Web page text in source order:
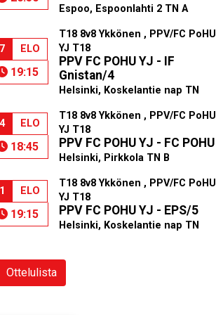
Espoo, Espoonlahti 2 TN A
ELO
19:15
T18 8v8 Ykkönen , PPV/FC PoHU
YJ T18
PPV FC POHU YJ - IF
Gnistan/4
Helsinki, Koskelantie nap TN
ELO
18:45
T18 8v8 Ykkönen , PPV/FC PoHU
YJ T18
PPV FC POHU YJ - FC POHU
Helsinki, Pirkkola TN B
ELO
19:15
T18 8v8 Ykkönen , PPV/FC PoHU
YJ T18
PPV FC POHU YJ - EPS/5
Helsinki, Koskelantie nap TN
Ottelulista